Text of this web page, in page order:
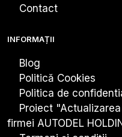
Contact
INFORMAȚII
Blog
Politică Cookies
Politica de
Proiect
firmei AUTODEL